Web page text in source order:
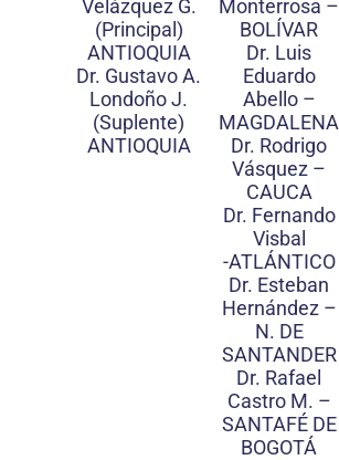
Velázquez G.
(Principal)
ANTIOQUIA
Dr. Gustavo A.
Londoño J.
(Suplente)
ANTIOQUIA
Monterrosa –
BOLÍVAR
Dr. Luis
Eduardo
Abello –
MAGDALENA
Dr. Rodrigo
Vásquez –
CAUCA
Dr. Fernando
Visbal
-ATLÁNTICO
Dr. Esteban
Hernández –
N. DE
SANTANDER
Dr. Rafael
Castro M. –
SANTAFÉ DE
BOGOTÁ